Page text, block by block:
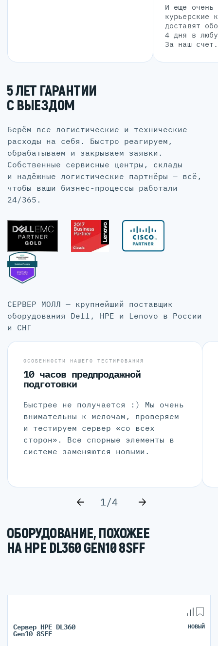
И еще очень
курьерские
доставят
4 дня в
За наш счет.
5 ЛЕТ ГАРАНТИИ
С ВЫЕЗДОМ
Берём все логистические и технические
расходы на себя. Быстро реагируем,
обрабатываем и закрываем заявки.
Собственные сервисные центры, склады
и надёжные логистические партнёры — всё,
чтобы ваши бизнес-процессы работали
24/365.
СЕРВЕР МОЛЛ — крупнейший поставщик
оборудования Dell, HPE и Lenovo в России
и СНГ
ОСОБЕННОСТИ НАШЕГО ТЕСТИРОВАНИЯ
10 часов предпродажной
подготовки
Быстрее не получается :) Мы очень
внимательны к мелочам, проверяем
и тестируем сервер «со всех
сторон». Все спорные элементы в
системе заменяются новыми.
1/4
ОБОРУДОВАНИЕ, ПОХОЖЕЕ
НА HPE DL360 GEN10 8SFF
Сервер HPE DL360
Gen10 8SFF
НОВЫЙ